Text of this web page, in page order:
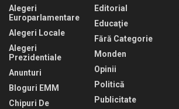
Alegeri
Europarlamentare
Alegeri Locale
Alegeri
Prezidentiale
Anunturi
Bloguri EMM
Chipuri De
Editorial
Educaţie
Fără Categorie
Monden
Opinii
Politică
Publicitate